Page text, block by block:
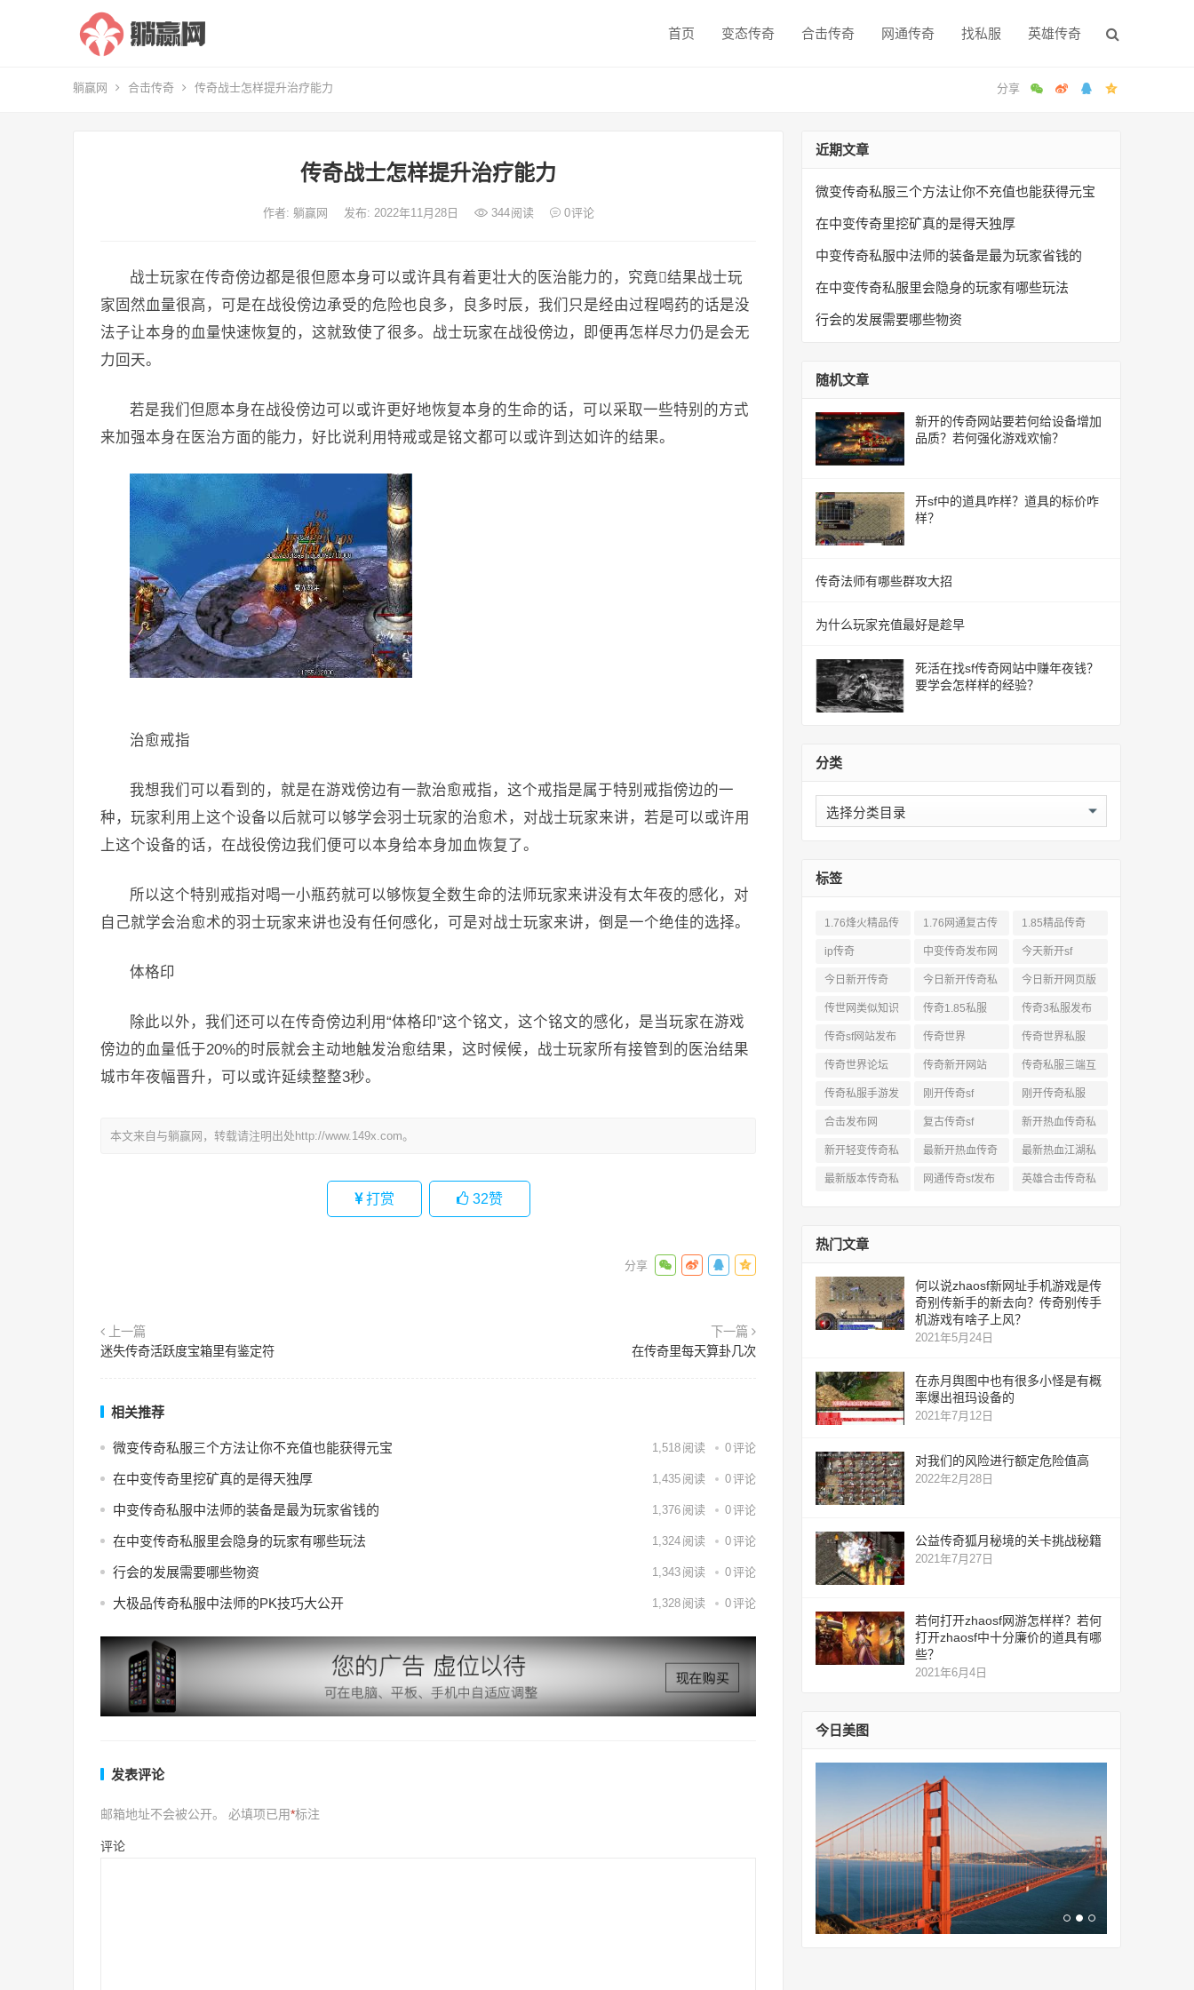
首页 变态传奇 合击传奇 网通传奇 找私服 英雄传奇
躺赢网 合击传奇 传奇战士怎样提升治疗能力
传奇战士怎样提升治疗能力
作者: 躺赢网 发布: 2022年11月28日 344阅读 0评论
战士玩家在传奇傍边都是很但愿本身可以或许具有着更壮大的医治能力的，究竟结果战士玩
家固然血量很高，可是在战役傍边承受的危险也良多，良多时辰，我们只是经由过程喝药的话是没
法子让本身的血量快速恢复的，这就致使了很多。战士玩家在战役傍边，即便再怎样尽力仍是会无
力回天。
若是我们但愿本身在战役傍边可以或许更好地恢复本身的生命的话，可以采取一些特别的方式
来加强本身在医治方面的能力，好比说利用特戒或是铭文都可以或许到达如许的结果。
治愈戒指
我想我们可以看到的，就是在游戏傍边有一款治愈戒指，这个戒指是属于特别戒指傍边的一
种，玩家利用上这个设备以后就可以够学会羽士玩家的治愈术，对战士玩家来讲，若是可以或许用
上这个设备的话，在战役傍边我们便可以本身给本身加血恢复了。
所以这个特别戒指对喝一小瓶药就可以够恢复全数生命的法师玩家来讲没有太年夜的感化，对
自己就学会治愈术的羽士玩家来讲也没有任何感化，可是对战士玩家来讲，倒是一个绝佳的选择。
体格印
除此以外，我们还可以在传奇傍边利用“体格印”这个铭文，这个铭文的感化，是当玩家在游戏
傍边的血量低于20%的时辰就会主动地触发治愈结果，这时候候，战士玩家所有接管到的医治结果
城市年夜幅晋升，可以或许延续整整3秒。
本文来自与躺赢网，转载请注明出处http://www.149x.com。
打赏 32赞
上一篇
迷失传奇活跃度宝箱里有鉴定符
下一篇
在传奇里每天算卦几次
相关推荐
微变传奇私服三个方法让你不充值也能获得元宝 1,518 阅读 0评论
在中变传奇里挖矿真的是得天独厚 1,435 阅读 0评论
中变传奇私服中法师的装备是最为玩家省钱的 1,376 阅读 0评论
在中变传奇私服里会隐身的玩家有哪些玩法 1,324 阅读 0评论
行会的发展需要哪些物资 1,343 阅读 0评论
大极品传奇私服中法师的PK技巧大公开 1,328 阅读 0评论
发表评论
邮箱地址不会被公开。 必填项已用*标注
评论
近期文章
微变传奇私服三个方法让你不充值也能获得元宝
在中变传奇里挖矿真的是得天独厚
中变传奇私服中法师的装备是最为玩家省钱的
在中变传奇私服里会隐身的玩家有哪些玩法
行会的发展需要哪些物资
随机文章
新开的传奇网站要若何给设备增加
品质？若何强化游戏欢愉？
开sf中的道具咋样？道具的标价咋
样？
传奇法师有哪些群攻大招
为什么玩家充值最好是趁早
死活在找sf传奇网站中赚年夜钱？
要学会怎样样的经验？
分类
分
类
标签
1.76烽火精品传
奇私服网站
1.76网通复古传
奇sf
1.85精品传奇
ip传奇 中变传奇发布网 今天新开sf
今日新开传奇
今日新开传奇私
服发布网
今日新开网页版
传奇
传世网类似知识 传奇1.85私服
传奇3私服发布
网站
传奇sf网站发布
网
传奇世界 传奇世界私服
传奇世界论坛 传奇新开网站
传奇私服三端互
通
传奇私服手游发
布网三端
刚开传奇sf 刚开传奇私服
合击发布网 复古传奇sf
新开热血传奇私
服网
新开轻变传奇私
服
最新开热血传奇
私服
最新热血江湖私
服
最新版本传奇私
网通传奇sf发布
英雄合击传奇私
热门文章
何以说zhaosf新网址手机游戏是传
奇别传新手的新去向？传奇别传手
机游戏有啥子上风？
2021年5月24日
在赤月舆图中也有很多小怪是有概
率爆出祖玛设备的
2021年7月12日
对我们的风险进行额定危险值高
2022年2月28日
公益传奇狐月秘境的关卡挑战秘籍
2021年7月27日
若何打开zhaosf网游怎样样？若何
打开zhaosf中十分廉价的道具有哪
些？
2021年6月4日
今日美图